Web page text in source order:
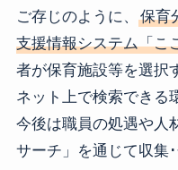
ご存じのように、
保育
支援情報システム「こ
者が保育施設等を選択
ネット上で検索できる
今後は職員の処遇や人
サーチ」を通じて収集